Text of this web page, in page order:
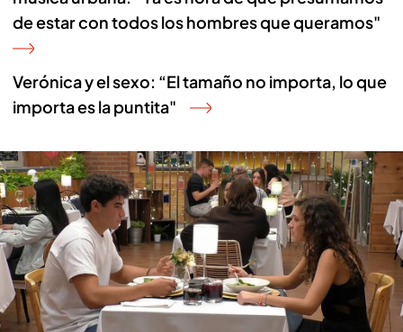
de estar con todos los hombres que queramos"
Verónica y el sexo: “El tamaño no importa, lo que
importa es la puntita"